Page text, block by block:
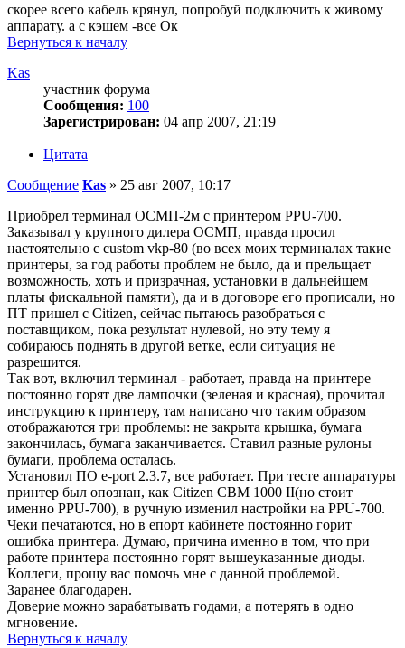
скорее всего кабель крянул, попробуй подключить к живому
аппарату. а с кэшем -все Ок
Вернуться к началу
Kas
участник форума
Сообщения: 100
Зарегистрирован: 04 апр 2007, 21:19
Цитата
Сообщение Kas » 25 авг 2007, 10:17
Приобрел терминал ОСМП-2м с принтером PPU-700.
Заказывал у крупного дилера ОСМП, правда просил
настоятельно с custom vkp-80 (во всех моих терминалах такие
принтеры, за год работы проблем не было, да и прельщает
возможность, хоть и призрачная, установки в дальнейшем
платы фискальной памяти), да и в договоре его прописали, но
ПТ пришел с Citizen, сейчас пытаюсь разобраться с
поставщиком, пока результат нулевой, но эту тему я
собираюсь поднять в другой ветке, если ситуация не
разрешится.
Так вот, включил терминал - работает, правда на принтере
постоянно горят две лампочки (зеленая и красная), прочитал
инструкцию к принтеру, там написано что таким образом
отображаются три проблемы: не закрыта крышка, бумага
закончилась, бумага заканчивается. Ставил разные рулоны
бумаги, проблема осталась.
Установил ПО e-port 2.3.7, все работает. При тесте аппаратуры
принтер был опознан, как Citizen CBM 1000 II(но стоит
именно PPU-700), в ручную изменил настройки на PPU-700.
Чеки печатаются, но в епорт кабинете постоянно горит
ошибка принтера. Думаю, причина именно в том, что при
работе принтера постоянно горят вышеуказанные диоды.
Коллеги, прошу вас помочь мне с данной проблемой.
Заранее благодарен.
Доверие можно зарабатывать годами, а потерять в одно
мгновение.
Вернуться к началу